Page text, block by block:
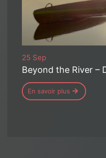
25 Sep
Beyond the River –
En savoir plus